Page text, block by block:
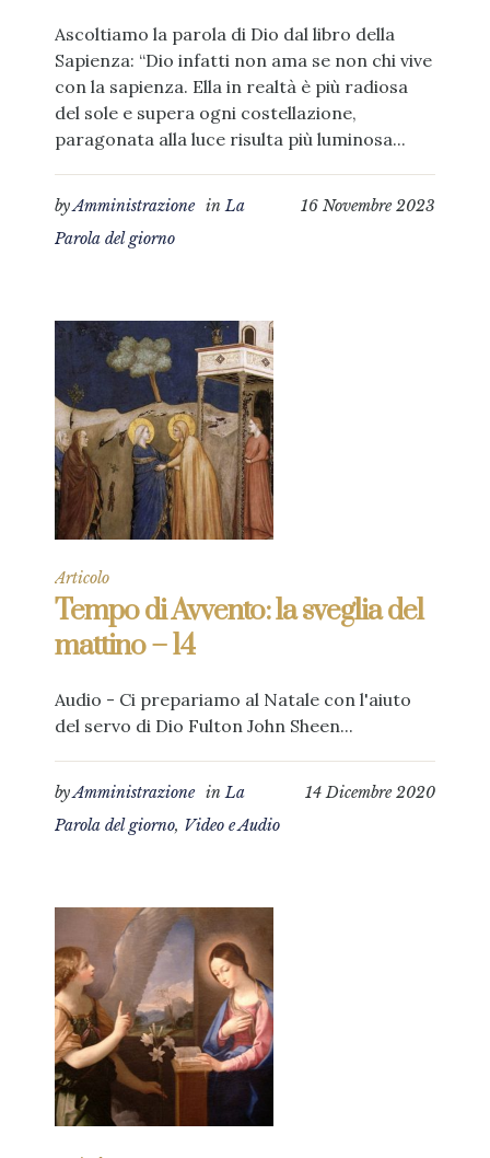
Ascoltiamo la parola di Dio dal libro della
Sapienza: “Dio infatti non ama se non chi vive
con la sapienza. Ella in realtà è più radiosa
del sole e supera ogni costellazione,
paragonata alla luce risulta più luminosa...
16 Novembre 2023
byAmministrazione inLa
Parola del giorno
Articolo
Tempo di Avvento: la sveglia del
mattino – 14
Audio - Ci prepariamo al Natale con l'aiuto
del servo di Dio Fulton John Sheen...
14 Dicembre 2020
byAmministrazione inLa
Parola del giorno, Video e Audio